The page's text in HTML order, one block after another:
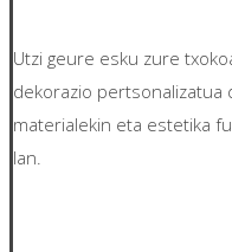
Utzi geure esku zure
dekorazio pertsonalizatua
materialekin eta estetika
lan.